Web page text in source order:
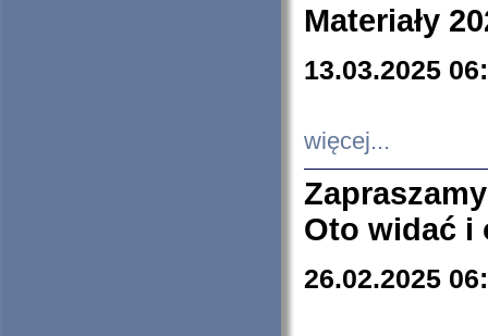
Materiały
13.03.2025
więcej...
Oto widać i
26.02.2025